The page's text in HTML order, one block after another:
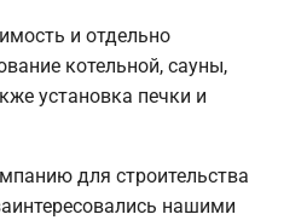
и отдельно
котельной, сауны,
установка печки и
для строительства
нашими